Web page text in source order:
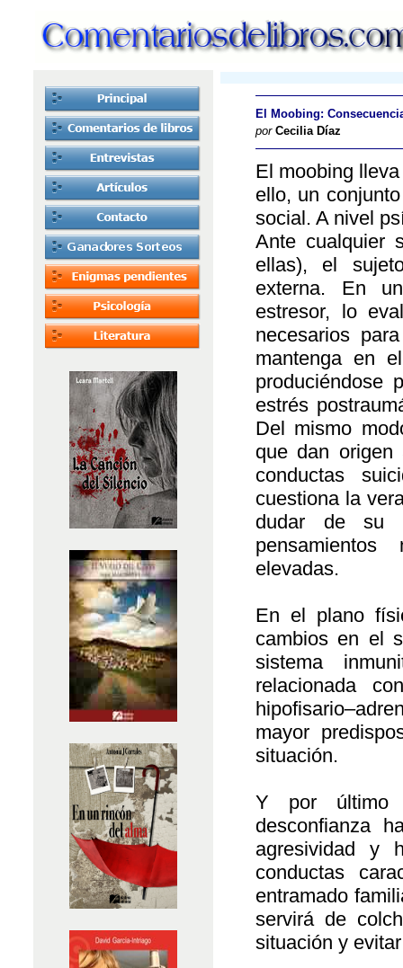
El Moobing:
por Cecilia Díaz
El moobing
ello, un
social. A nivel
Ante cualquier
ellas), el
externa. En
estresor, lo
necesarios
mantenga en
produciéndose
estrés
Del mismo
que dan origen
conductas
cuestiona la
dudar de su
elevadas.
En el plano
cambios en el
sistema
relacionada
mayor
situación.
Y por último
desconfianza
agresividad y
conductas
entramado
servirá de
situación y